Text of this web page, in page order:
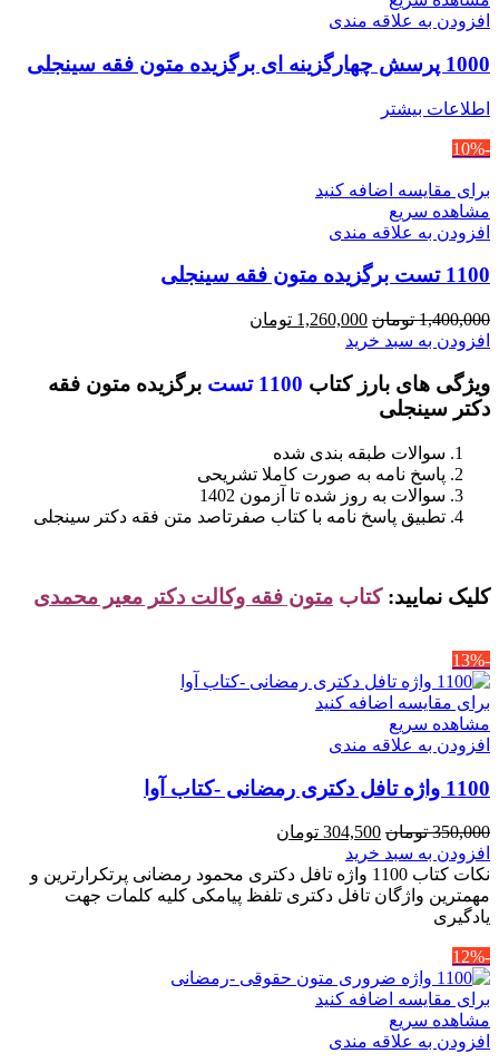
افزودن به علاقه مندی
1000 پرسش چهارگزینه ای برگزیده متون فقه سینجلی
اطلاعات بیشتر
-10%
برای مقایسه اضافه کنید
مشاهده سریع
افزودن به علاقه مندی
1100 تست برگزیده متون فقه سینجلی
1,400,000 تومان قیمت
اصلی
بود.
1,260,000 تومان
است.
افزودن به سبد خرید
ویژگی های بارز کتاب 1100 تست
برگزیده متون فقه
دکتر سینجلی
سوالات طبقه بندی شده
پاسخ نامه به صورت کاملا تشریحی
سوالات به روز شده تا آزمون 1402
تطبیق پاسخ نامه با کتاب صفرتاصد متن فقه دکتر سینجلی
کلیک نمایید: کتاب متون فقه وکالت دکتر معیر محمدی
-13%
برای مقایسه اضافه کنید
مشاهده سریع
افزودن به علاقه مندی
1100 واژه تافل دکتری رمضانی -کتاب آوا
350,000 تومان قیمت
اصلی
350,000 تومان
بود.
304,500 تومان
304,500 تومان
است.
افزودن به سبد خرید
نکات کتاب 1100 واژه تافل دکتری محمود رمضانی پرتکرارترین و
مهمترین واژگان تافل دکتری تلفظ پیامکی کلیه کلمات جهت
یادگیری
-12%
برای مقایسه اضافه کنید
مشاهده سریع
افزودن به علاقه مندی